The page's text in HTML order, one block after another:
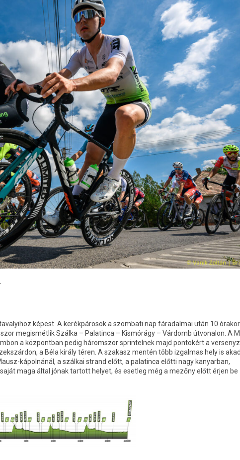
képest. A kerékpárosok a szombati nap fáradalmai után 10 órakor
megismétlik Szálka – Palatinca – Kismórágy – Várdomb útvonalon. A
a központban pedig háromszor sprintelnek majd pontokért a
a Béla király téren. A szakasz mentén több izgalmas hely is
kápolnánál, a szálkai strand előtt, a palatinca előtti nagy kanyarban,
maga által jónak tartott helyet, és esetleg még a mezőny előtt érjen be